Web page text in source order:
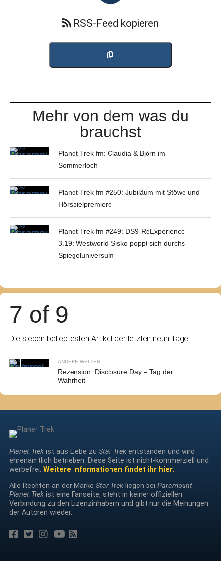
RSS-Feed kopieren
Mehr von dem was du
brauchst
Planet Trek fm: Claudia & Björn im
Sommerloch
Planet Trek fm #250: Jubiläum mit Stöwe und
Hörspielpremiere
Planet Trek fm #249: DS9-ReExperience
3.19: Westworld-Sisko poppt sich durchs
Spiegeluniversum
7 of 9
Die sieben beliebtesten Artikel der letzten neun Tage.
ANDERE WELTEN
Rezension: Disclosure Day – Tag der
Wahrheit
Planet Trekist aus Liebe zu Star Trekentstanden und wird
ehrenamtlich betrieben. Diese Seite ist nicht-kommerziell und
werbefrei. Weitere Informationen findet ihr hier.
Alle Rechten an der Marke Star Trekliegen bei Paramount.
Planet Trekist eine Fanseite, steht in keiner offiziellen
Verbindung zu den Lizenzinhabern und gibt nur die Meinungen
der Autoren wieder.